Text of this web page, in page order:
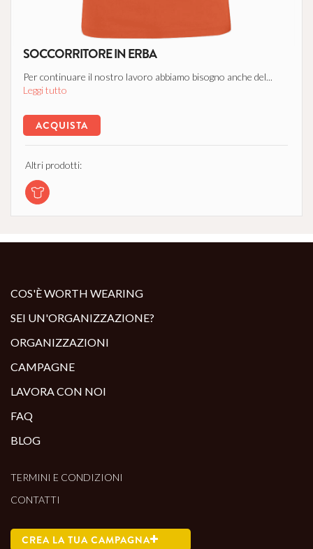
SOCCORRITORE IN ERBA
Per continuare il nostro lavoro abbiamo bisogno anche del...
Leggi tutto
ACQUISTA
Altri prodotti:
COS'È WORTH WEARING
SEI UN'ORGANIZZAZIONE?
ORGANIZZAZIONI
CAMPAGNE
LAVORA CON NOI
FAQ
BLOG
TERMINI E CONDIZIONI
CONTATTI
CREA LA TUA CAMPAGNA